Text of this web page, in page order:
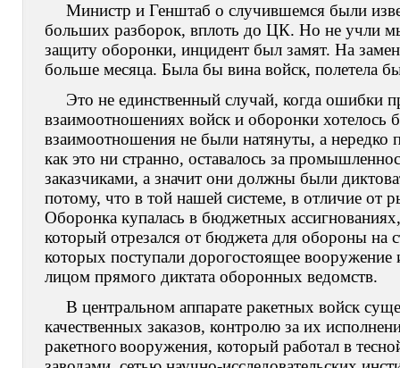
Министр и Генштаб о случившемся были
больших разборок, вплоть до ЦК. Но не учли
защиту оборонки, инцидент был замят. На
больше месяца. Была бы вина войск, полетела
Это не единственный случай, когда ошибки
взаимоотношениях войск и оборонки
взаимоотношения не были натянуты, а нередко
как это ни странно, оставалось за
заказчиками, а значит они должны были
потому, что в той нашей системе, в отличие от
Оборонка купалась в бюджетных
который отрезался от бюджета для обороны на
которых поступали дорогостоящее вооружение
лицом прямого диктата оборонных ведомств.
В центральном аппарате ракетных войск
качественных заказов, контролю за их
ракетноговооружения, который работал в